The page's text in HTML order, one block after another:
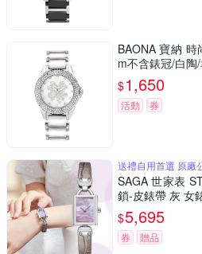
BAONA 寶納
m不含錶冠/白陶
$1,650
活動 券
送禮自用首選 原廠
SAGA 世家表
鎖-皮錶帶 灰 女
GE-2A
$5,695
券 贈品